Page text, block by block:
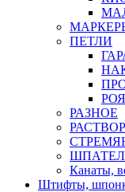
ПЕТЛИ
РАЗНОЕ
Канаты,
Штифты,